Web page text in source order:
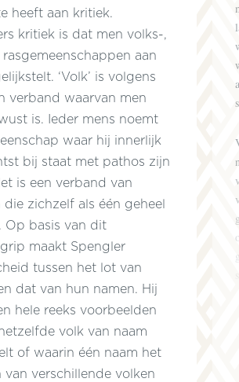
heeft aan kritiek.
kritiek is dat men volks-,
aan
‘Volk’ is volgens
verband waarvan men
is. Ieder mens noemt
waar hij innerlijk
bij staat met pathos zijn
is een verband van
die zichzelf als één geheel
Op basis van dit
maakt Spengler
tussen het lot van
dat van hun namen. Hij
hele reeks voorbeelden
volk van naam
of waarin één naam het
van verschillende volken